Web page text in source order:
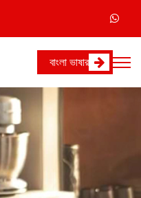
বাংলা ভাষার